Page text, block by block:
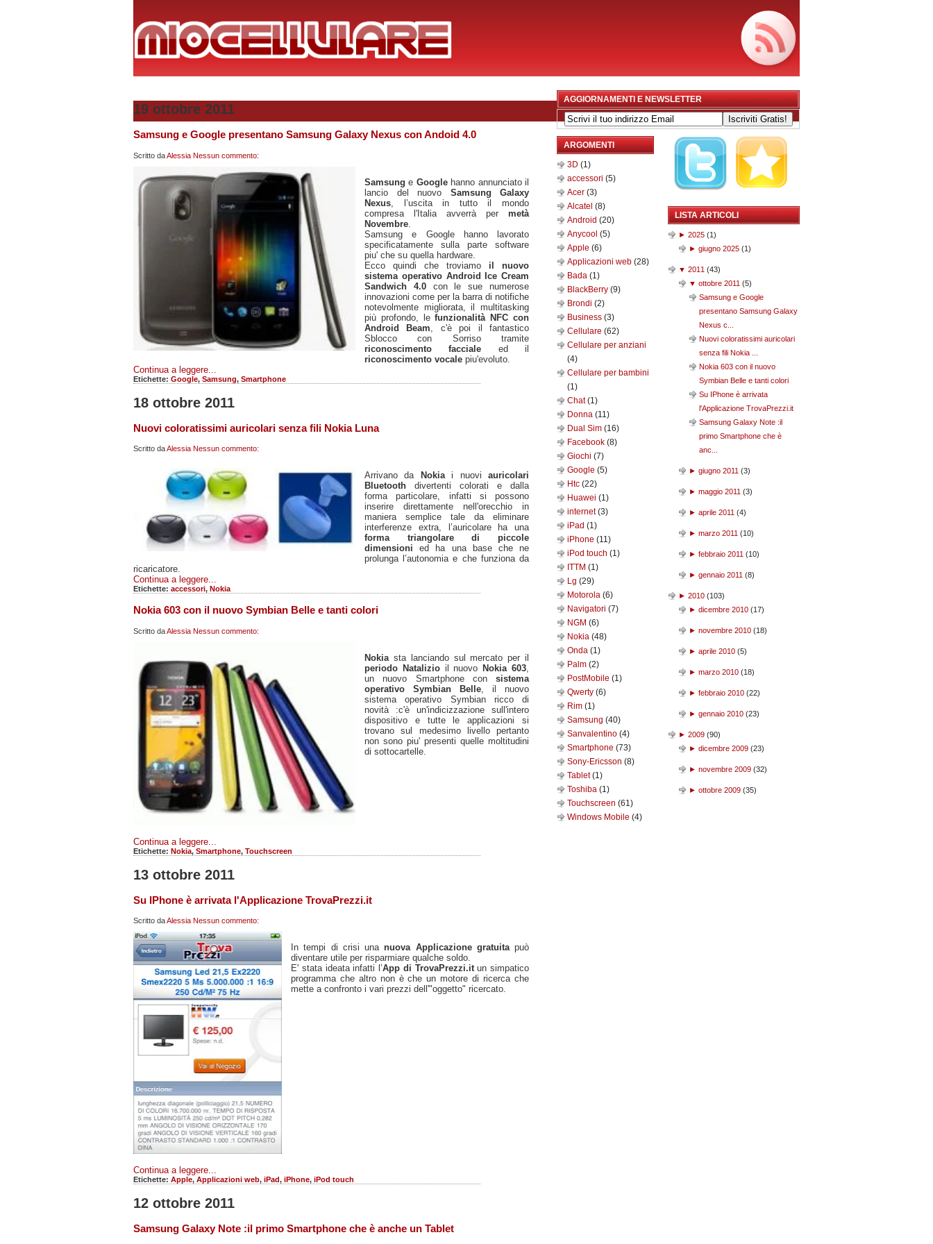
19 ottobre 2011
Samsung e Google presentano Samsung Galaxy Nexus con Andoid 4.0
Scritto daAlessia Nessun commento:
Samsunge Googlehanno annunciato il
lancio del nuovo Samsung Galaxy
Nexus , l’uscita in tutto il mondo
compresa l'Italia avverrà per metà
Novembre
Samsung e Google hanno lavorato
specificatamente sulla parte software
piu' che su quella hardware.
Ecco quindi che troviamo il nuovo
sistema operativo Android Ice Cream
Sandwich 4.0 con le sue numerose
innovazioni come per la barra di notifiche
notevolmente migliorata, il multitasking
più profondo, lefunzionalità NFC con
Android Beam , c'è poi il fantastico
Sblocco con Sorriso tramite
riconoscimento facciale ed il
riconoscimento vocale piu'evoluto.
Continua a leggere...
Etichette: Google, Samsung, Smartphone
18 ottobre 2011
Nuovi coloratissimi auricolari senza fili Nokia Luna
Scritto daAlessia Nessun commento:
Arrivano da Nokiai nuoviauricolari
Bluetooth divertenti colorati e dalla
forma particolare, infatti si possono
inserire direttamente nell'orecchio in
maniera semplice tale da eliminare
interferenze extra, l’auricolare ha una
forma triangolare di piccole
dimensioni ed ha una base che ne
prolunga l’autonomia e che funziona da
ricaricatore.
Continua a leggere...
Etichette: accessori, Nokia
Nokia 603 con il nuovo Symbian Belle e tanti colori
Scritto daAlessia Nessun commento:
Nokia sta lanciando sul mercato per il
periodo Natalizioil nuovo Nokia 603
un nuovo Smartphone con sistema
operativo Symbian Belle , il nuovo
sistema operativo Symbian ricco di
novità :c'è un'indicizzazione sull'intero
dispositivo e tutte le applicazioni si
trovano sul medesimo livello pertanto
non sono piu' presenti quelle moltitudini
di sottocartelle.
Continua a leggere...
Etichette: Nokia, Smartphone, Touchscreen
13 ottobre 2011
Su IPhone è arrivata l'Applicazione TrovaPrezzi.it
Scritto daAlessia Nessun commento:
In tempi di crisi unanuova Applicazione gratuitapuò
diventare utile per risparmiare qualche soldo.
E' stata ideata infatti l’App di TrovaPrezzi.itun simpatico
programma che altro non è che un motore di ricerca che
mette a confronto i vari prezzi dell'"oggetto" ricercato.
Continua a leggere...
Etichette: Apple, Applicazioni web, iPad, iPhone, iPod touch
12 ottobre 2011
Samsung Galaxy Note :il primo Smartphone che è anche un Tablet
AGGIORNAMENTI E NEWSLETTER
ARGOMENTI
3D (1)
accessori (5)
Acer (3)
Alcatel (8)
Android (20)
Anycool (5)
Apple (6)
Applicazioni web (28)
Bada (1)
BlackBerry (9)
Brondi (2)
Business (3)
Cellulare (62)
Cellulare per anziani
(4)
Cellulare per bambini
(1)
Chat(1)
Donna (11)
Dual Sim (16)
Facebook (8)
Giochi (7)
Google (5)
Htc (22)
Huawei (1)
internet(3)
iPad (1)
iPhone (11)
iPod touch (1)
ITTM (1)
Lg (29)
Motorola (6)
Navigatori (7)
NGM (6)
Nokia (48)
Onda (1)
Palm (2)
PostMobile (1)
Qwerty (6)
Rim (1)
Samsung (40)
Sanvalentino (4)
Smartphone (73)
Sony-Ericsson (8)
Tablet(1)
Toshiba (1)
Touchscreen (61)
Windows Mobile (4)
LISTA ARTICOLI
► 2025 (1)
► giugno 2025 (1)
▼ 2011 (43)
▼ ottobre 2011 (5)
Samsung e Google
presentano Samsung Galaxy
Nexus c...
Nuovi coloratissimi auricolari
senza fili Nokia ...
Nokia 603 con il nuovo
Symbian Belle e tanti colori
Su IPhone è arrivata
l'Applicazione TrovaPrezzi.it
Samsung Galaxy Note :il
primo Smartphone che è
anc...
► giugno 2011 (3)
► maggio 2011 (3)
► aprile 2011 (4)
► marzo 2011 (10)
► febbraio 2011 (10)
► gennaio 2011 (8)
► 2010 (103)
► dicembre 2010 (17)
► novembre 2010 (18)
► aprile 2010 (5)
► marzo 2010 (18)
► febbraio 2010 (22)
► gennaio 2010 (23)
► 2009 (90)
► dicembre 2009 (23)
► novembre 2009 (32)
► ottobre 2009 (35)